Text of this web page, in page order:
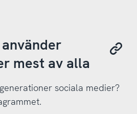
mest av alla
sociala medier?